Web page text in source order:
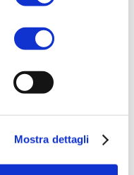
Mostra dettagli